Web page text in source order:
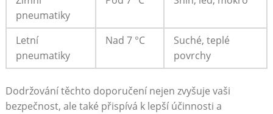
pneumatiky
Letní
pneumatiky
Nad 7 °C
Suché, teplé
povrchy
Dodržování těchto doporučení nejen zvyšuje vaši
bezpečnost, ale také ⁤přispívá k lepší účinnosti a